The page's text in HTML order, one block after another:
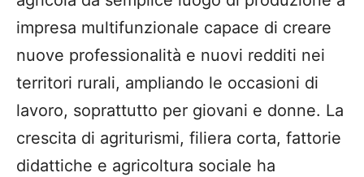
impresa multifunzionale capace di creare
nuove professionalità e nuovi redditi nei
territori rurali, ampliando le occasioni di
lavoro, soprattutto per giovani e donne. La
crescita di agriturismi, filiera corta, fattorie
didattiche e agricoltura sociale ha